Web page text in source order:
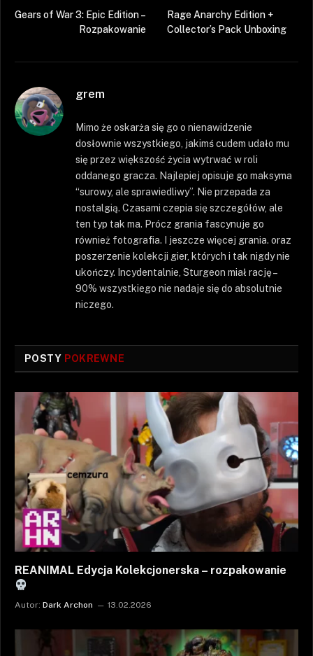
Gears of War 3: Epic Edition –
Rozpakowanie
Rage Anarchy Edition +
Collector’s Pack Unboxing
grem
Mimo że oskarża się go o nienawidzenie
dosłownie wszystkiego, jakimś cudem udało mu
się przez większość życia wytrwać w roli
oddanego gracza. Najlepiej opisuje go maksyma
“surowy, ale sprawiedliwy”. Nie przepada za
nostalgią. Czasami czepia się szczegółów, ale
ten typ tak ma. Prócz grania fascynuje go
również fotografia. I jeszcze więcej grania. oraz
poszerzenie kolekcji gier, których i tak nigdy nie
ukończy. Incydentalnie, Sturgeon miał rację –
90% wszystkiego nie nadaje się do absolutnie
niczego.
POSTY POKREWNE
REANIMAL Edycja Kolekcjonerska – rozpakowanie
Autor: Dark Archon 13.02.2026